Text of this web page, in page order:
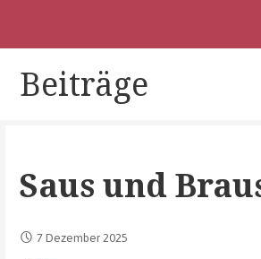
Hochmeisterchor
Beiträge
Saus und
7 Dezember 2025